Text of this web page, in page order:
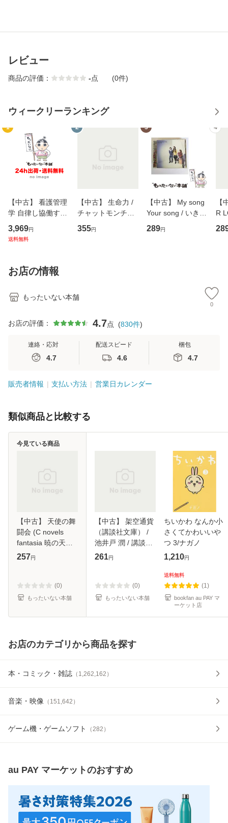
レビュー
商品の評価： -点 (0件)
ウィークリーランキング
1
【中古】 看護管理
学 自律し協働する
専門職の看護マネ
ジメントスキル 改
恵 藤本幸三 / 南江
堂 [単行
3,969円
送料無料
2
【中古】 生命力 /
チャットモンチー /
キューンレコード
[CD]【メール便送
355円
3
【中古】 My song
Your song / いきも
のがかり / [CD]
【メール便送料無
289円
4
【
R
産
お店の情報
もったいない本舗
0
お店の評価： 4.7点 (830件)
連絡・応対
4.7
配送スピード
4.6
梱包
4.7
販売者情報 支払い方法 営業日カレンダー
類似商品と比較する
【中古】 天使の舞
闘会 (C novels
fantasia 暁の天使
たち 6) / 茅田砂胡
無料】
257円
(0)
もったいない本舗
今見ている商品
【中古】 架空通貨
（講談社文庫） /
池井戸 潤 / 講談社
[文庫]【メール便送
261円
(0)
もったいない本舗
ちいかわ なんか小
さくてかわいいや
つ 3/ナガノ
1,210円
送料無料
(1)
bookfan au PAY マ
ーケット店
お店のカテゴリから商品を探す
本・コミック・雑誌 （ 1,262,162 ）
音楽・映像 （ 151,642 ）
ゲーム機・ゲームソフト （282 ）
au PAY マーケットのおすすめ